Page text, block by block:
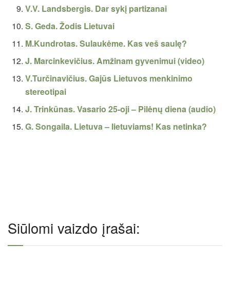
V.V. Landsbergis. Dar sykį partizanai
S. Geda. Žodis Lietuvai
M.Kundrotas. Sulaukėme. Kas veš saulę?
J. Marcinkevičius. Amžinam gyvenimui (video)
V.Turčinavičius. Gajūs Lietuvos menkinimo
stereotipai
J. Trinkūnas. Vasario 25-oji – Pilėnų diena (audio)
G. Songaila. Lietuva – lietuviams! Kas netinka?
Siūlomi vaizdo įrašai: